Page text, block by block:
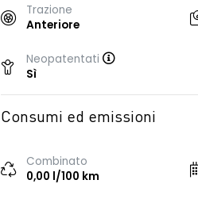
Trazione
Anteriore
Neopatentati
Sì
Consumi ed emissioni
Combinato
0,00 l/100 km